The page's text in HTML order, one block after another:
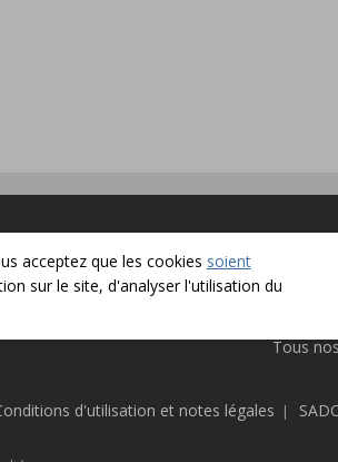
acceptez que les cookies soient
sur le site, d'analyser l'utilisation du
Tous
d'utilisation et notes légales | SADC